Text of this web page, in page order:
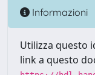
Informazioni
Utilizza questo
link a questo